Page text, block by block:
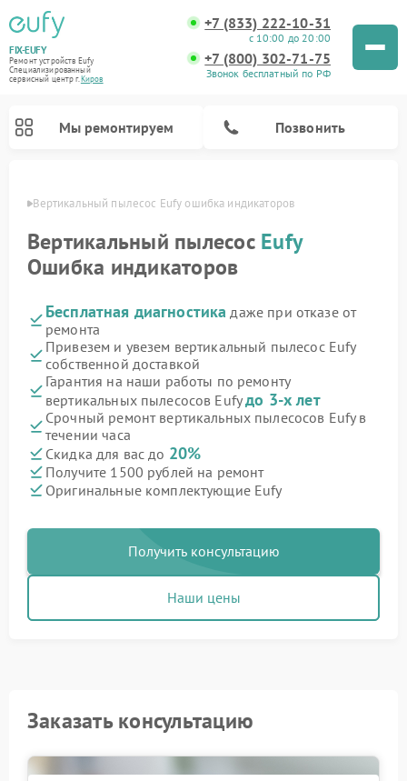
FIX-EUFY
Ремонт устройств Eufy
Специализированный
cервисный центр г.Киров
+7 (833) 222-10-31
с 10:00 до 20:00
+7 (800) 302-71-75
Звонок бесплатный по РФ
Мы ремонтируем Позвонить
Вертикальный пылесос Eufy ошибка индикаторов
Вертикальный пылесос Eufy
Ошибка индикаторов
Бесплатная диагностика даже при отказе от
ремонта
Привезем и увезем вертикальный пылесос Eufy
собственной доставкой
Гарантия на наши работы по ремонту
вертикальных пылесосов Eufyдо 3-х лет
Срочный ремонт вертикальных пылесосов Eufy в
течении часа
Скидка для вас до 20%
Получите 1500 рублей на ремонт
Оригинальные комплектующие Eufy
Получить консультацию
Наши цены
Заказать консультацию